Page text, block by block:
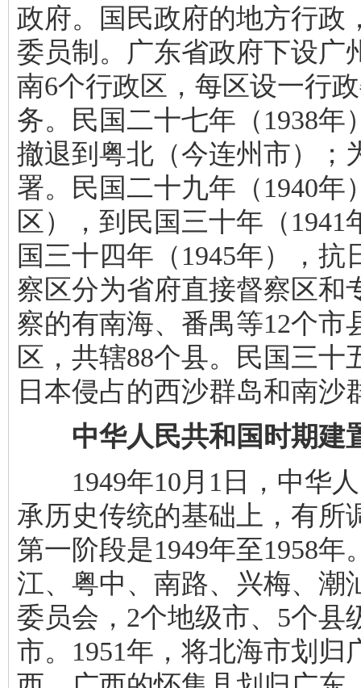
政府。国民政府的地方行政
委员制。广东省政府下设广
南6个行政区，每区设一行
务。民国二十七年（1938
撤退到粤北（今连州市）；
署。民国二十九年（1940
区），到民国三十年（
国三十四年（1945年），
察区分为省府直接督察区和
察的有南海、番禺等12个市
区，共辖88个县。民国三
日本侵占的西沙群岛和南沙
中华人民共和国时期建
1949年10月1日，中华人
承历史传统的基础上，有所
第一阶段是1949年至1958
江、粤中、南路、兴梅、潮
委员会，2个地级市、5个县
市。1951年，将北海市划归